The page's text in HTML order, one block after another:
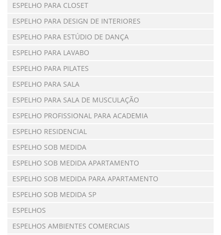
ESPELHO PARA CLOSET
ESPELHO PARA DESIGN DE INTERIORES
ESPELHO PARA ESTÚDIO DE DANÇA
ESPELHO PARA LAVABO
ESPELHO PARA PILATES
ESPELHO PARA SALA
ESPELHO PARA SALA DE MUSCULAÇÃO
ESPELHO PROFISSIONAL PARA ACADEMIA
ESPELHO RESIDENCIAL
ESPELHO SOB MEDIDA
ESPELHO SOB MEDIDA APARTAMENTO
ESPELHO SOB MEDIDA PARA APARTAMENTO
ESPELHO SOB MEDIDA SP
ESPELHOS
ESPELHOS AMBIENTES COMERCIAIS